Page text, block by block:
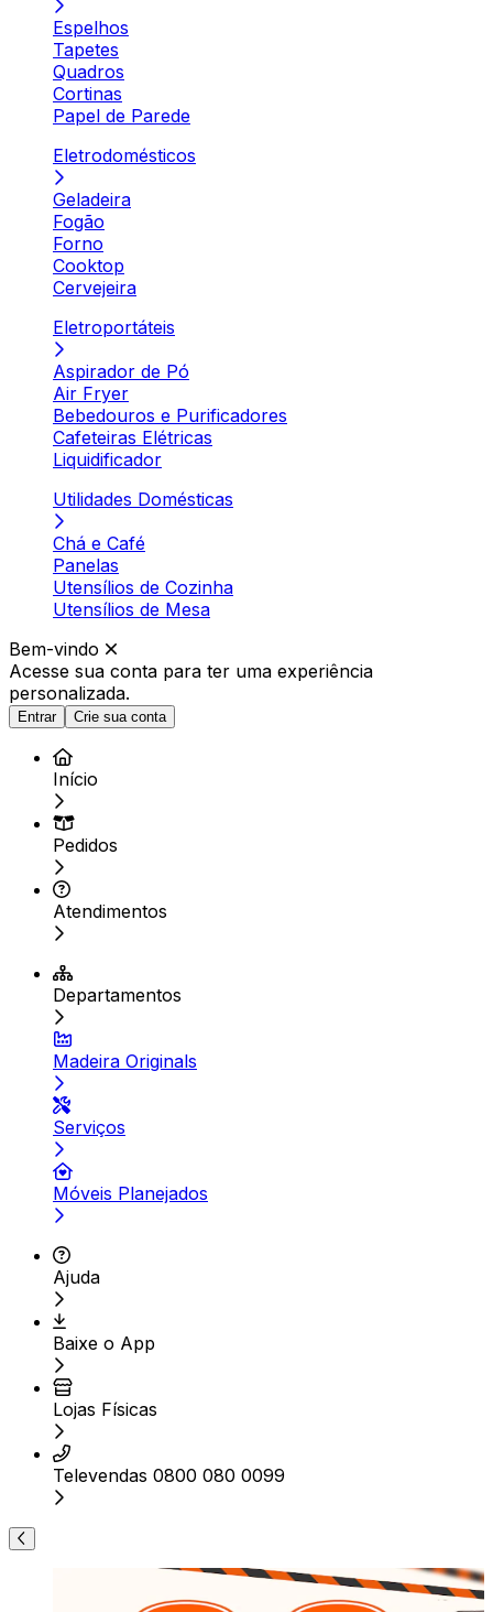
Espelhos
Tapetes
Quadros
Cortinas
Papel de Parede
Eletrodomésticos
Geladeira
Fogão
Forno
Cooktop
Cervejeira
Eletroportáteis
Aspirador de Pó
Air Fryer
Bebedouros e Purificadores
Cafeteiras Elétricas
Liquidificador
Utilidades Domésticas
Chá e Café
Panelas
Utensílios de Cozinha
Utensílios de Mesa
Bem-vindo
Acesse sua conta para ter uma experiência
personalizada.
Entrar Crie sua conta
Início
Pedidos
Atendimentos
Departamentos
Madeira Originals
Serviços
Móveis Planejados
Ajuda
Baixe o App
Lojas Físicas
Televendas 0800 080 0099